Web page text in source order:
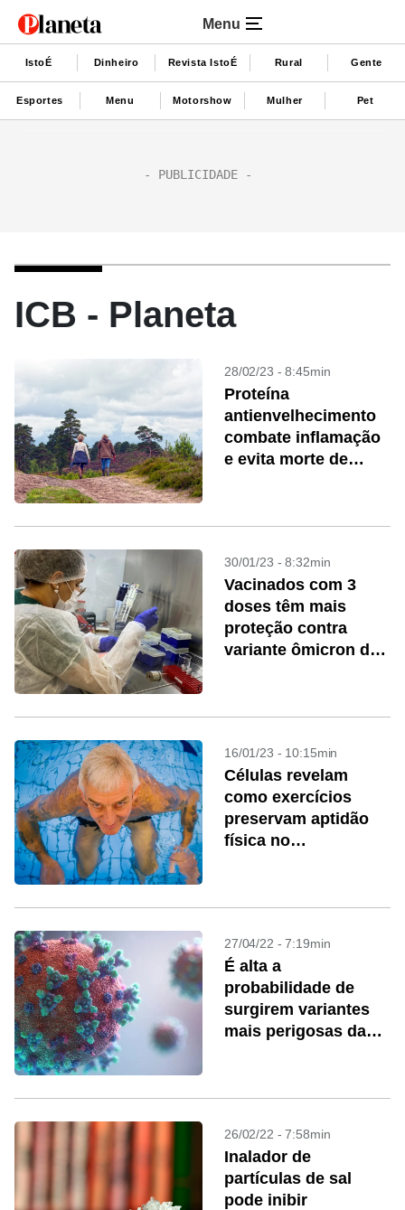
Menu
IstoÉ Dinheiro Revista IstoÉ Rural Gente
Esportes Menu Motorshow Mulher Pet
ICB - Planeta
28/02/23 - 8:45min
Proteína
antienvelhecimento
combate inflamação
e evita morte de
30/01/23 - 8:32min
Vacinados com 3
doses têm mais
proteção contra
variante ômicron da
16/01/23 - 10:15min
Células revelam
como exercícios
preservam aptidão
física no
27/04/22 - 7:19min
É alta a
probabilidade de
surgirem variantes
mais perigosas da
26/02/22 - 7:58min
Inalador de
partículas de sal
pode inibir